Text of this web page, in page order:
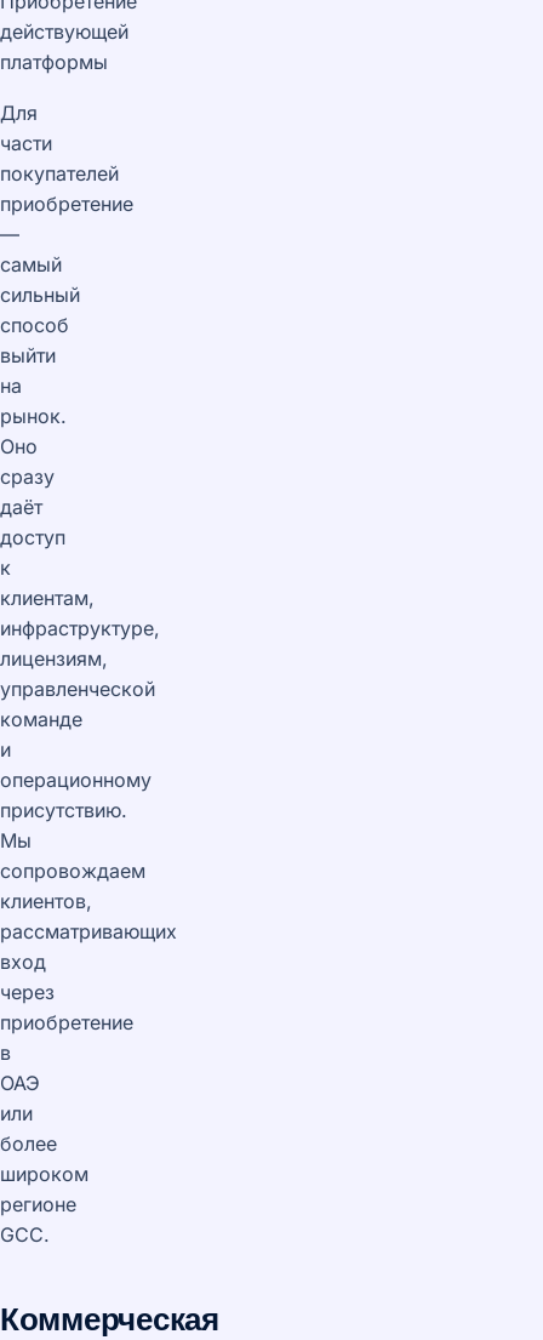
действующей
платформы
Для
части
покупателей
приобретение
—
самый
сильный
способ
выйти
на
рынок.
Оно
сразу
даёт
доступ
к
клиентам,
инфраструктуре,
лицензиям,
управленческой
команде
и
операционному
присутствию.
Мы
сопровождаем
клиентов,
рассматривающих
вход
через
приобретение
в
ОАЭ
или
более
широком
регионе
GCC.
Коммерческая